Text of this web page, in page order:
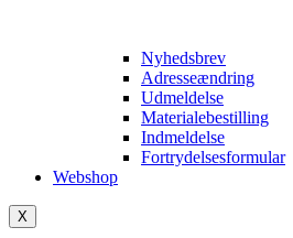
Nyhedsbrev
Adresseændring
Udmeldelse
Materialebestilling
Indmeldelse
Fortrydelsesformular
Webshop
X